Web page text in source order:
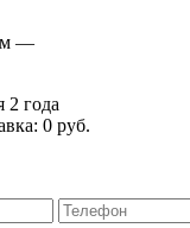
—
2 года
0 руб.